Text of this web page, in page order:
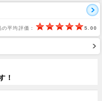
の平均評価： 5.00
！